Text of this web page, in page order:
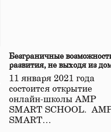
Безграничные
развития, не выходя из
11 января 2021 года
состоится открытие
онлайн-школы АМР
SMART SCHOOL.
SMART…